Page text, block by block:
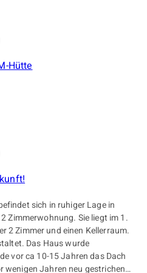
Hütte
sich in ruhiger Lage in
Zimmerwohnung. Sie liegt im 1.
2 Zimmer und einen Kellerraum.
Das Haus wurde
vor ca 10-15 Jahren das Dach
wenigen Jahren neu gestrichen,